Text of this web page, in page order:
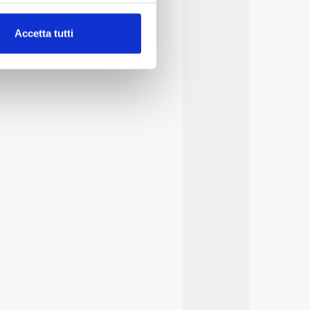
(impronte
di base quali la
sul nostro sito web,
che l’Utente ha fornito
Accetta tutti